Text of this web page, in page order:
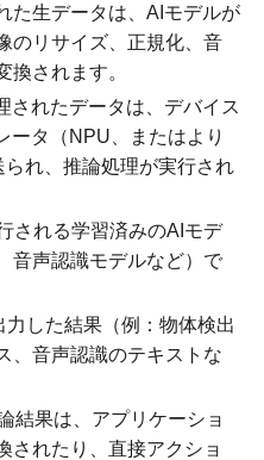
た生データは、AIモデルが
のリサイズ、正規化、音
換されます。
されたデータは、デバイス
ータ（NPU、またはより
れ、推論処理が実行され
される学習済みのAIモデ
音声認識モデルなど）で
力した結果（例：物体検出
、音声認識のテキストな
結果は、アプリケーショ
されたり、直接アクショ